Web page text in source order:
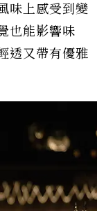
味上感受到變
也能影響味
透又帶有優雅